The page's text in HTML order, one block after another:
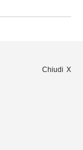
Chiudi